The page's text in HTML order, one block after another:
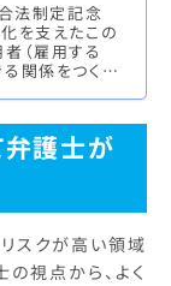
法制定記念
を支えたこの
（雇用する
関係をつくる
弁護士が
スクが高い領域
視点から、よく